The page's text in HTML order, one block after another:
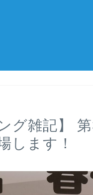
グ雑記】
します！